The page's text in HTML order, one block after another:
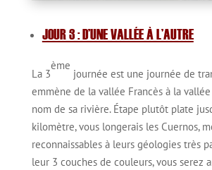
JOUR 3 : D’UNE VALLÉE À L’AUTRE
La 3
ème
journée est une journée de
emmène de la vallée Francès à la vallée
nom de sa rivière. Étape plutôt plate
kilomètre, vous longerais les Cuernos,
reconnaissables à leurs géologies très
leur 3 couches de couleurs, vous serez